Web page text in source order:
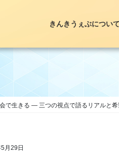
きんきうぇぶについて
会で生きる ― 三つの視点で語るリアルと希
月29日